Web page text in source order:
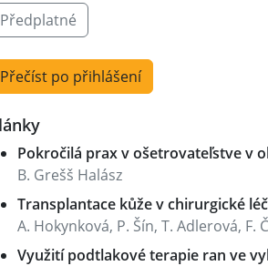
Předplatné
Přečíst po přihlášení
Pokročilá prax v ošetrovateľstve v
B. Grešš Halász
Transplantace kůže v chirurgické
A. Hokynková, P. Šín, T. Adlerová, F.
Využití podtlakové terapie ran ve